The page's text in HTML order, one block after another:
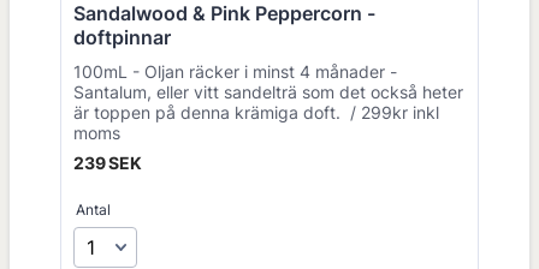
Sandalwood & Pink Peppercorn -
doftpinnar
100mL - Oljan räcker i minst 4 månader -
Santalum, eller vitt sandelträ som det också heter
är toppen på denna krämiga doft. / 299kr inkl
moms
239 SEK
239SEK
Antal